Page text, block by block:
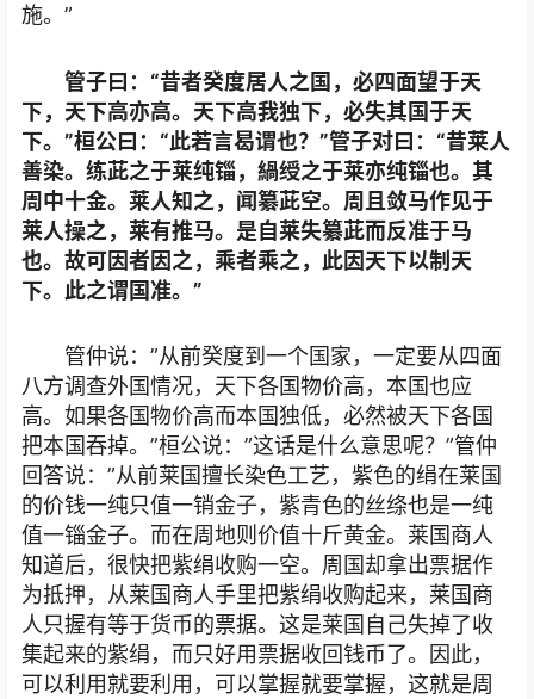
施。”
管子曰：“昔者癸度居人之国，必四面望于天
下，天下高亦高。天下高我独下，必失其国于天
下。”桓公曰：“此若言曷谓也？”管子对曰：“昔莱人
善染。练茈之于莱纯锱，緺绶之于莱亦纯锱也。其
周中十金。莱人知之，闻纂茈空。周且敛马作见于
莱人操之，莱有推马。是自莱失纂茈而反准于马
也。故可因者因之，乘者乘之，此因天下以制天
下。此之谓国准。”
管仲说：”从前癸度到一个国家，一定要从四面
八方调查外国情况，天下各国物价高，本国也应
高。如果各国物价高而本国独低，必然被天下各国
把本国吞掉。”桓公说：”这话是什么意思呢？”管仲
回答说：”从前莱国擅长染色工艺，紫色的绢在莱国
的价钱一纯只值一销金子，紫青色的丝绦也是一纯
值一锱金子。而在周地则价值十斤黄金。莱国商人
知道后，很快把紫绢收购一空。周国却拿出票据作
为抵押，从莱国商人手里把紫绢收购起来，莱国商
人只握有等于货币的票据。这是莱国自己失掉了收
集起来的紫绢，而只好用票据收回钱币了。因此，
可以利用就要利用，可以掌握就要掌握，这就是周